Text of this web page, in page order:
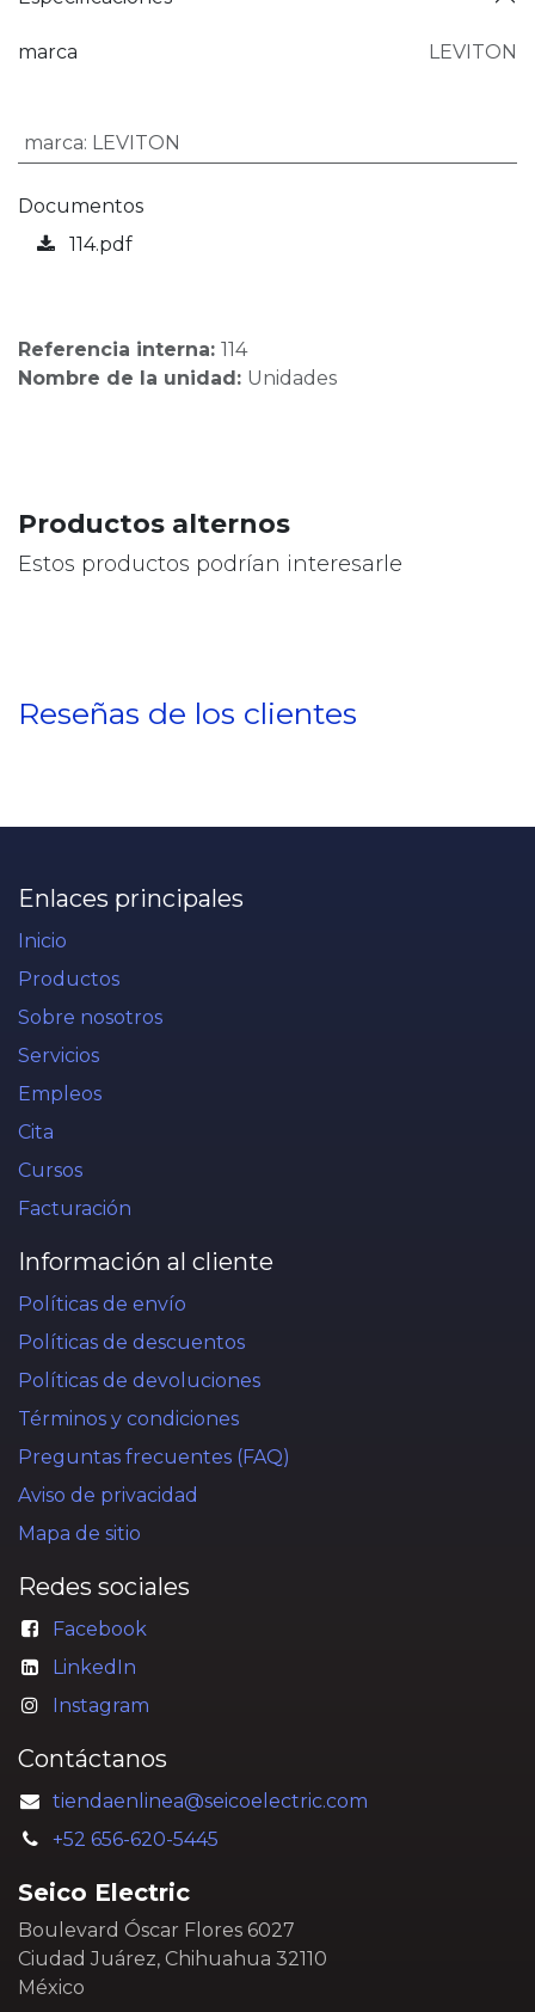
marca LEVITON
marca: LEVITON
Documentos
114.pdf
Referencia interna: 114
Nombre de la unidad: Unidades
Productos alternos
Estos productos podrían interesarle
Reseñas de los clientes
Enlaces principales
Inicio
Productos
Sobre nosotros
Servicios
Empleos
Cita
Cursos
Facturación
Información al cliente
Políticas de envío
Políticas de descuentos
Políticas de devoluciones
Términos y condiciones
Preguntas frecuentes (FAQ)
Aviso de privacidad
Mapa de sitio
Redes sociales
Facebook
LinkedIn
Instagram
Contáctanos
tiendaenlinea@seicoelectric.com
+52 656-620-5445
Seico Electric
Boulevard Óscar Flores 6027
Ciudad Juárez, Chihuahua 32110
México